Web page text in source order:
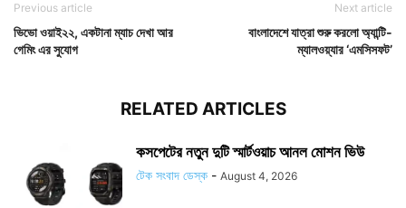
Previous article
ভিভো ওয়াই২২, একটানা ম্যাচ দেখা আর
গেমিং এর সুযোগ
Next article
বাংলাদেশে যাত্রা শুরু করলো অ্যান্টি-
ম্যালওয়্যার ‘এমসিসফট’
RELATED ARTICLES
কসপেটের নতুন দুটি স্মার্টওয়াচ আনল মোশন ভিউ
টেক সংবাদ ডেস্ক - August 4, 2026